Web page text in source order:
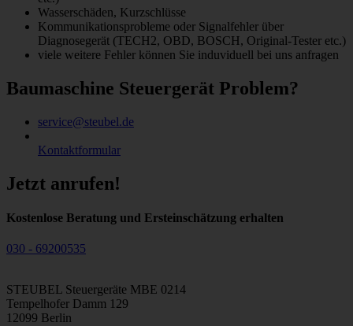
Wasserschäden, Kurzschlüsse
Kommunikationsprobleme oder Signalfehler über
Diagnosegerät (TECH2, OBD, BOSCH, Original-Tester etc.)
viele weitere Fehler können Sie induviduell bei uns anfragen
Baumaschine Steuergerät Problem?
service@steubel.de
Kontaktformular
Jetzt anrufen!
Kostenlose Beratung und Ersteinschätzung erhalten
030 - 69200535
STEUBEL Steuergeräte MBE 0214
Tempelhofer Damm 129
12099 Berlin